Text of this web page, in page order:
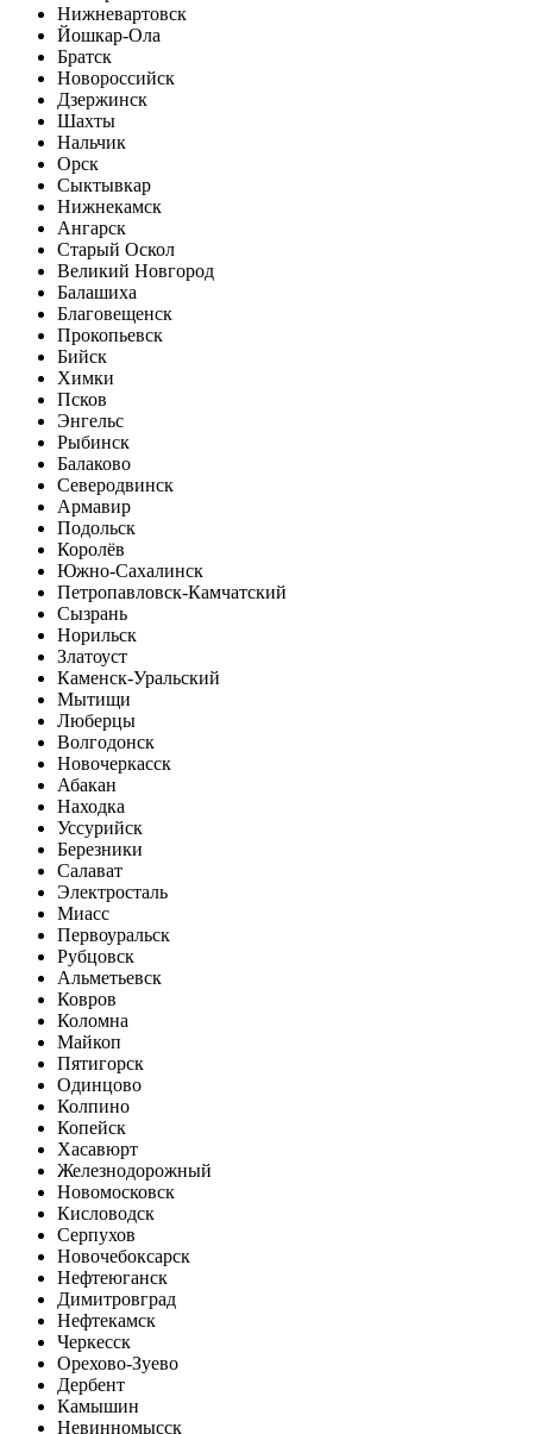
Нижневартовск
Йошкар-Ола
Братск
Новороссийск
Дзержинск
Шахты
Нальчик
Орск
Сыктывкар
Нижнекамск
Ангарск
Старый Оскол
Великий Новгород
Балашиха
Благовещенск
Прокопьевск
Бийск
Химки
Псков
Энгельс
Рыбинск
Балаково
Северодвинск
Армавир
Подольск
Королёв
Южно-Сахалинск
Петропавловск-Камчатский
Сызрань
Норильск
Златоуст
Каменск-Уральский
Мытищи
Люберцы
Волгодонск
Новочеркасск
Абакан
Находка
Уссурийск
Березники
Салават
Электросталь
Миасс
Первоуральск
Рубцовск
Альметьевск
Ковров
Коломна
Майкоп
Пятигорск
Одинцово
Колпино
Копейск
Хасавюрт
Железнодорожный
Новомосковск
Кисловодск
Серпухов
Новочебоксарск
Нефтеюганск
Димитровград
Нефтекамск
Черкесск
Орехово-Зуево
Дербент
Камышин
Невинномысск